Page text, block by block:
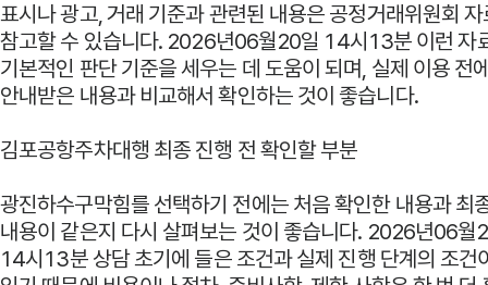
표시나 광고, 거래 기준과 관련된 내용은 공정거래위원회 자
참고할 수 있습니다. 2026년06월20일 14시13분 이런 자
기본적인 판단 기준을 세우는 데 도움이 되며, 실제 이용 전
안내받은 내용과 비교해서 확인하는 것이 좋습니다.
김포공항주차대행 최종 진행 전 확인할 부분
광진하수구막힘를 선택하기 전에는 처음 확인한 내용과 최
내용이 같은지 다시 살펴보는 것이 좋습니다. 2026년06월
14시13분 상담 초기에 들은 조건과 실제 진행 단계의 조건